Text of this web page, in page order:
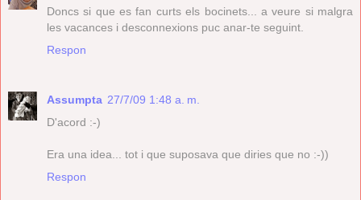
Doncs si que es fan curts els bocinets... a veure si malgra
les vacances i desconnexions puc anar-te seguint.
Respon
Assumpta 27/7/09 1:48 a. m.
D'acord :-)
Era una idea... tot i que suposava que diries que no :-))
Respon